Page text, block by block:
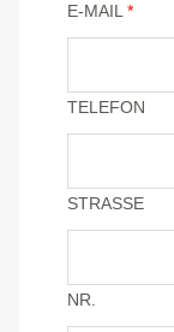
E-MAIL*
TELEFON
STRASSE
NR.